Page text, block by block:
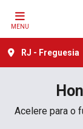
MENU
RJ - Freguesia
Acelere para o